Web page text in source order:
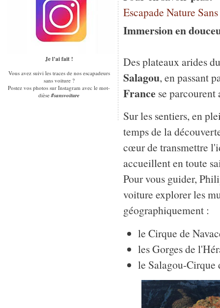
Je l’ai fait !
Vous avez suivi les traces de nos escapadeurs
sans voiture ?
Postez vos photos sur Instagram avec le mot-
dièse#sansvoiture
Escapade Nature
Immersion en
Des plateaux arides
Salagou, en passant
France se parcourent
Sur les sentiers, en
temps de la
cœur de transmettre
accueillent en toute
Pour vous guider,
voiture explorer les
géographiquement :
le Cirque de
les Gorges de
le Salagou-Cirque